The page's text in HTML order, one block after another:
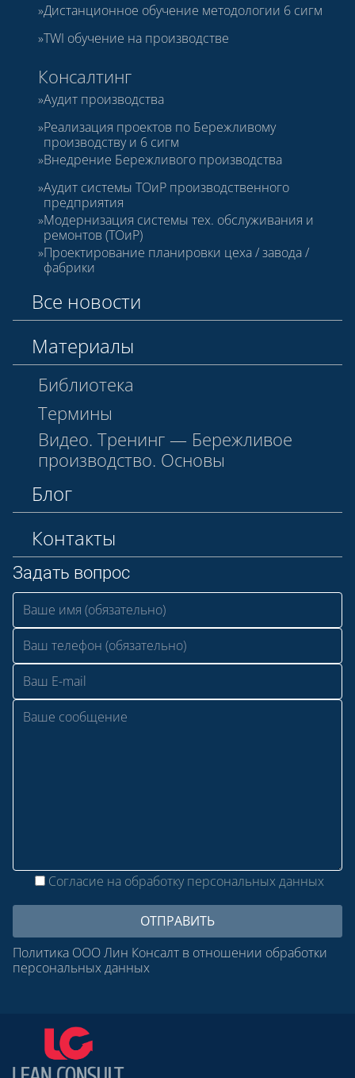
Дистанционное обучение методологии 6 сигм
TWI обучение на производстве
Консалтинг
Аудит производства
Реализация проектов по Бережливому
производству и 6 сигм
Внедрение Бережливого производства
Аудит системы ТОиР производственного
предприятия
Модернизация системы тех. обслуживания и
ремонтов (ТОиР)
Проектирование планировки цеха / завода /
фабрики
Все новости
Материалы
Библиотека
Термины
Видео. Тренинг — Бережливое
производство. Основы
Блог
Контакты
Задать вопрос
Согласие на обработку персональных данных
Политика ООО Лин Консалт в отношении обработки
персональных данных